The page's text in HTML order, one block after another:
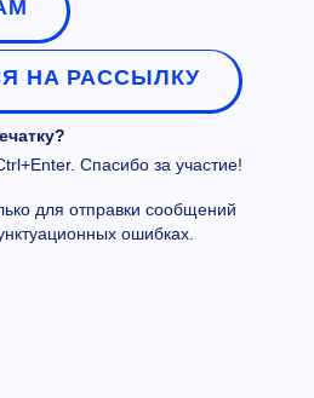
НА РАССЫЛКУ
Спасибо за участие!
для отправки сообщений
ошибках.